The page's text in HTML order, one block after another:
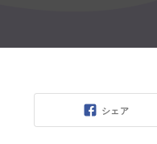
シェア